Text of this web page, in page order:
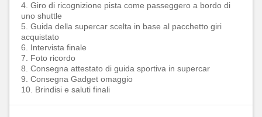
4. Giro di ricognizione pista come passeggero a bordo di
uno shuttle
5. Guida della supercar scelta in base al pacchetto giri
acquistato
6. Intervista finale
7. Foto ricordo
8. Consegna attestato di guida sportiva in supercar
9. Consegna Gadget omaggio
10. Brindisi e saluti finali